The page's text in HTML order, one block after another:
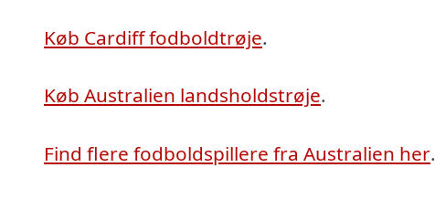
Køb Cardiff fodboldtrøje.
Køb Australien landsholdstrøje.
Find flere fodboldspillere fra Australien her.